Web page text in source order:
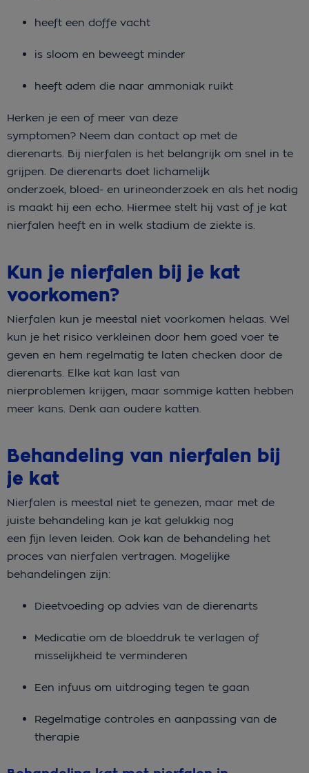
heeft een doffe vacht
is sloom en beweegt minder
heeft adem die naar ammoniak ruikt
Herken je een of meer van deze
symptomen? Neem dan contact op met de
dierenarts. Bij nierfalen is het belangrijk om snel in te
grijpen. De dierenarts doet lichamelijk
onderzoek, bloed- en urineonderzoek en als het nodig
is maakt hij een echo. Hiermee stelt hij vast of je kat
nierfalen heeft en in welk stadium de ziekte is.
Kun je nierfalen bij je kat
voorkomen?
Nierfalen kun je meestal niet voorkomen helaas. Wel
kun je het risico verkleinen door hem goed voer te
geven en hem regelmatig te laten checken door de
dierenarts. Elke kat kan last van
nierproblemen krijgen, maar sommige katten hebben
meer kans. Denk aan oudere katten.
Behandeling van nierfalen bij
je kat
Nierfalen is meestal niet te genezen, maar met de
juiste behandeling kan je kat gelukkig nog
een fijn leven leiden. Ook kan de behandeling het
proces van nierfalen vertragen. Mogelijke
behandelingen zijn:
Dieetvoeding op advies van de dierenarts
Medicatie om de bloeddruk te verlagen of
misselijkheid te verminderen
Een infuus om uitdroging tegen te gaan
Regelmatige controles en aanpassing van de
therapie